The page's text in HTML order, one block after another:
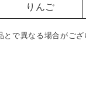
りんご
で異なる場合がござ